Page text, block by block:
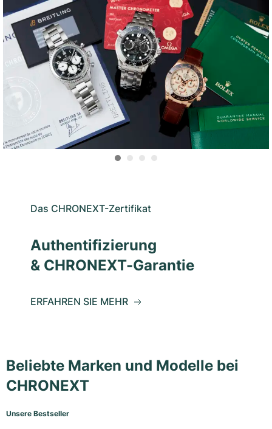
Das CHRONEXT-Zertifikat
Authentifizierung
& CHRONEXT-Garantie
ERFAHREN SIE MEHR
Beliebte Marken und Modelle bei
CHRONEXT
Unsere Bestseller